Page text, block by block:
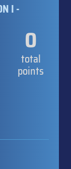
I -
0
total
points